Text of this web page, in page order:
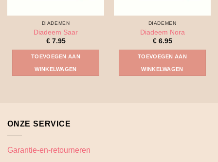
DIADEMEN
Diadeem Saar
€7.95
TOEVOEGEN AAN
WINKELWAGEN
DIADEMEN
Diadeem Nora
€6.95
TOEVOEGEN AAN
WINKELWAGEN
ONZE SERVICE
Garantie-en-retourneren